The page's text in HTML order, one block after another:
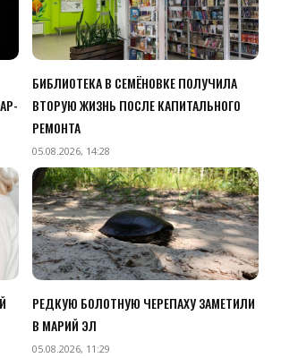
БИБЛИОТЕКА В СЕМЁНОВКЕ ПОЛУЧИЛА
ВТОРУЮ ЖИЗНЬ ПОСЛЕ КАПИТАЛЬНОГО
РЕМОНТА
05.08.2026, 14:28
РЕДКУЮ БОЛОТНУЮ ЧЕРЕПАХУ ЗАМЕТИЛИ
В МАРИЙ ЭЛ
05.08.2026, 11:29